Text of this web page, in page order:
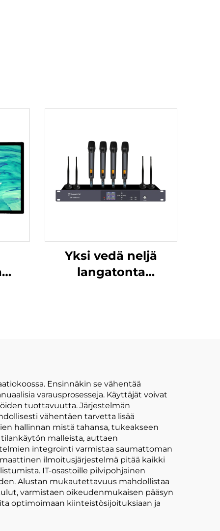
Yksi vedä neljä
langatonta
Ensinnäkin se vähentää
varausprosesseja. Käyttäjät voivat
tuottavuutta. Järjestelmän
vähentäen tarvetta lisää
hallinnan mistä tahansa, tukeakseen
malleista, auttaen
integrointi varmistaa saumattoman
ilmoitusjärjestelmä pitää kaikki
IT-osastoille pilvipohjainen
Alustan mukautettavuus mahdollistaa
varmistaen oikeudenmukaisen pääsyn
optimoimaan kiinteistösijoituksiaan ja